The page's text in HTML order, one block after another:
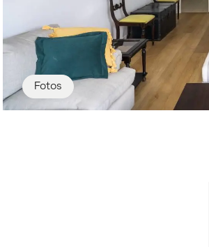
Fotos